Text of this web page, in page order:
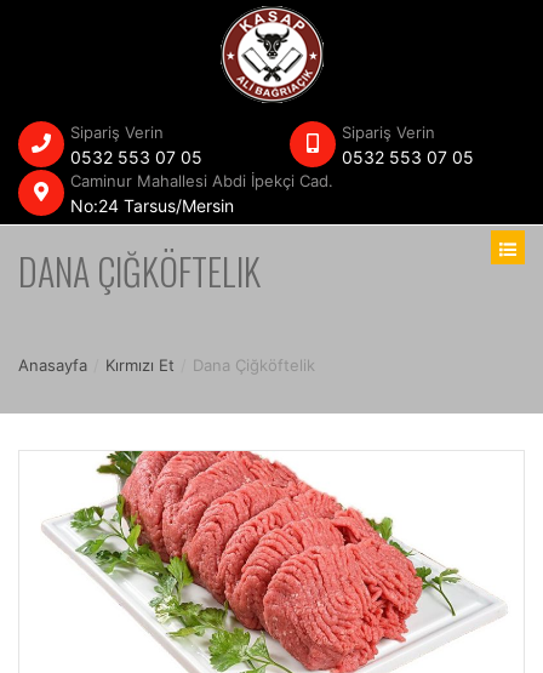
Sipariş Verin
0532 553 07 05
Sipariş Verin
0532 553 07 05
Caminur Mahallesi Abdi İpekçi Cad.
No:24 Tarsus/Mersin
DANA ÇIĞKÖFTELIK
Anasayfa Kırmızı Et Dana Çiğköftelik